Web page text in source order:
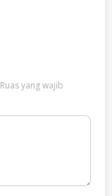
Ruas yang wajib